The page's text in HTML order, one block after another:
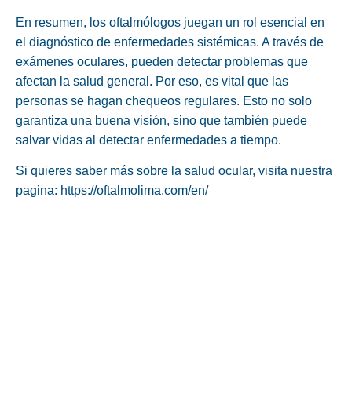
En resumen, los oftalmólogos juegan un rol esencial en
el diagnóstico de enfermedades sistémicas. A través de
exámenes oculares, pueden detectar problemas que
afectan la salud general. Por eso, es vital que las
personas se hagan chequeos regulares. Esto no solo
garantiza una buena visión, sino que también puede
salvar vidas al detectar enfermedades a tiempo.
Si quieres saber más sobre la salud ocular, visita nuestra
pagina: https://oftalmolima.com/en/